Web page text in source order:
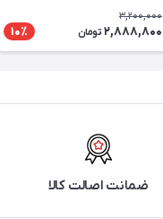
3,200,000
2,888,800 تومان 10٪
ضمانت اصالت کالا